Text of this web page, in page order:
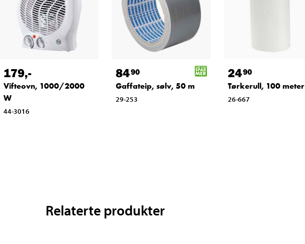
179,-
Vifteovn, 1000/2000
W
44-3016
8490
Gaffateip, sølv, 50 m
29-253
2490
Tørkerull, 100 meter
26-667
Relaterte produkter